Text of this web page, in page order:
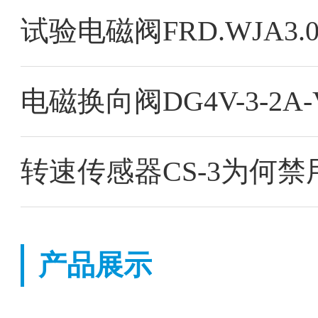
试验电磁阀
电磁换向阀DG4V-3-
转速传感器CS-3为何
产品展示